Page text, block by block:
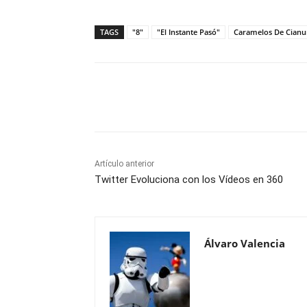
TAGS "8" "El Instante Pasó" Caramelos De
Artículo anterior
Twitter Evoluciona con los Vídeos en 360
Álvaro Valencia